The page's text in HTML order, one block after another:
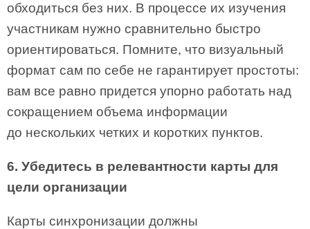
обходиться без них. В процессе их изучения
участникам нужно сравнительно быстро
ориентироваться. Помните, что визуальный
формат сам по себе не гарантирует простоты:
вам все равно придется упорно работать над
сокращением объема информации
до нескольких четких и коротких пунктов.
6. Убедитесь в релевантности карты для
цели организации
Карты синхронизации должны